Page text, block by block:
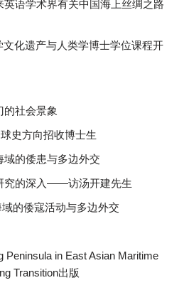
语学术界有关中国海上丝绸之路
文化遗产与人类学博士学位课程开
的社会景象
史方向招收博士生
的倭患与多边外交
究的深入——访汤开建先生
的倭寇活动与多边外交
Peninsula in East Asian Maritime
Transition出版